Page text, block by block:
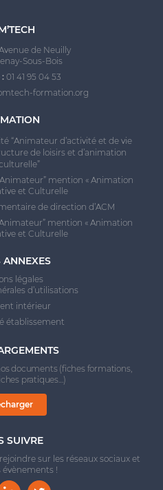
de Neuilly
Sous-Bois
01 41 95 04 53
formation.org
“Animateur d’activité et de vie
de loisirs et d’animation
”
mention « Animation
et Culturelle
de direction d’ACM
mention « Animation
et Culturelle
SUIVRE
sur les réseaux sociaux et
évènements !
ANNEXES
légales
d’utilisations
intérieur
établissement
documents (fiches formations,
pratiques…)